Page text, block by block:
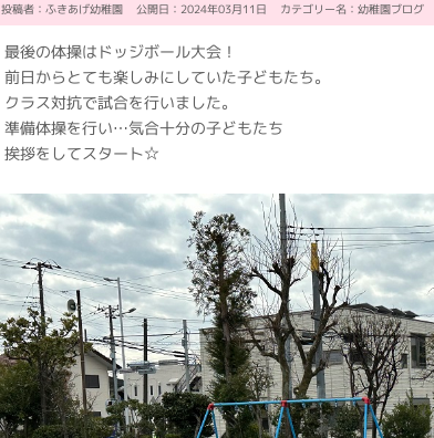
投稿者：ふきあげ幼稚園 公開日：2024年03月11日 カテゴリー名： 幼稚園ブログ
最後の体操はドッジボール大会！
前日からとても楽しみにしていた子どもたち。
クラス対抗で試合を行いました。
準備体操を行い…気合十分の子どもたち
挨拶をしてスタート☆